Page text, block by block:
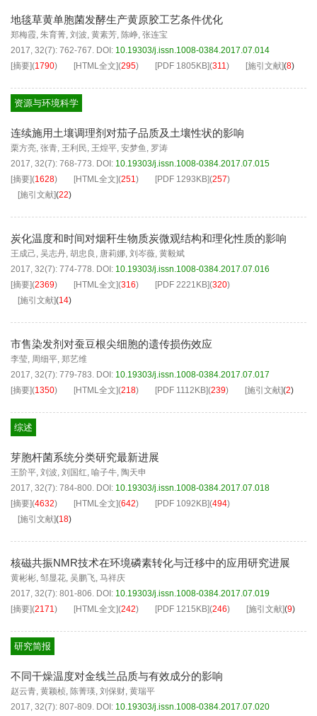
地毯草黄单胞菌发酵生产黄原胶工艺条件优化
郑梅霞, 朱育菁, 刘波, 黄素芳, 陈峥, 张连宝
2017, 32(7): 762-767. DOI: 10.19303/j.issn.1008-0384.2017.07.014
[摘要](1790) [HTML全文](295) [PDF 1805KB](311) [施引文献](8)
资源与环境科学
连续施用土壤调理剂对茄子品质及土壤性状的影响
栗方亮, 张青, 王利民, 王煌平, 安梦鱼 , 罗涛
2017, 32(7): 768-773. DOI: 10.19303/j.issn.1008-0384.2017.07.015
[摘要](1628) [HTML全文](251) [PDF 1293KB](257)
[施引文献](22)
炭化温度和时间对烟秆生物质炭微观结构和理化性质的影响
王成己, 吴志丹, 胡忠良 , 唐莉娜, 刘岑薇, 黄毅斌
2017, 32(7): 774-778. DOI: 10.19303/j.issn.1008-0384.2017.07.016
[摘要](2369) [HTML全文](316) [PDF 2221KB](320)
[施引文献](14)
市售染发剂对蚕豆根尖细胞的遗传损伤效应
李莹, 周细平, 郑艺维
2017, 32(7): 779-783. DOI: 10.19303/j.issn.1008-0384.2017.07.017
[摘要](1350) [HTML全文](218) [PDF 1112KB](239) [施引文献](2)
综述
芽胞杆菌系统分类研究最新进展
王阶平, 刘波, 刘国红, 喻子牛, 陶天申
2017, 32(7): 784-800. DOI: 10.19303/j.issn.1008-0384.2017.07.018
[摘要](4632) [HTML全文](642) [PDF 1092KB](494)
[施引文献](18)
核磁共振NMR技术在环境磷素转化与迁移中的应用研究进展
黄彬彬, 邹显花, 吴鹏飞, 马祥庆
2017, 32(7): 801-806. DOI: 10.19303/j.issn.1008-0384.2017.07.019
[摘要](2171) [HTML全文](242) [PDF 1215KB](246) [施引文献](9)
研究简报
不同干燥温度对金线兰品质与有效成分的影响
赵云青, 黄颖桢, 陈菁瑛, 刘保财, 黄瑞平
2017, 32(7): 807-809. DOI: 10.19303/j.issn.1008-0384.2017.07.020